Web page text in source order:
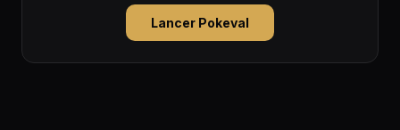
Lancer Pokeval